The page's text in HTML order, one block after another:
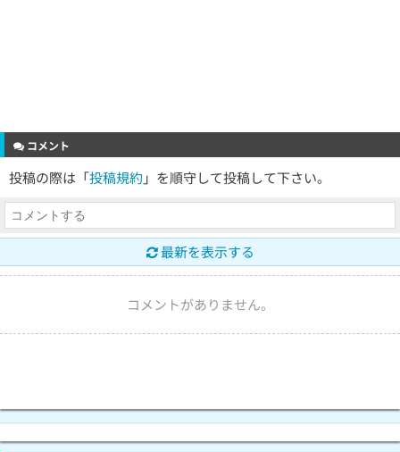
コメント
投稿の際は「投稿規約 」を順守して投稿して下さい。
最新を表示する
コメントがありません。